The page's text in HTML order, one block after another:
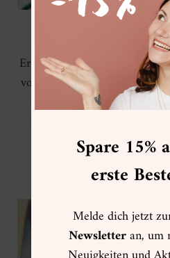
LOOSE
Erhalte Tipps und Tricks zur
von
Frau Hölleund erlerne
von 10 Tagen mit ihrer
Florals Technik, 7
Mini-Kompositionen und
Spare 15%
erste
Melde dich jetzt
Newsletteran, um